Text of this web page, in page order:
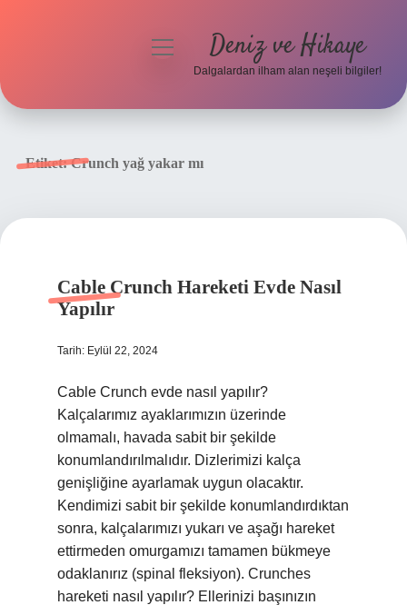
menüyü
Deniz ve Hikaye
Dalgalardan ilham alan neşeli bilgiler!
Etiket:Crunch yağ yakar mı
Cable Crunch Hareketi Evde Nasıl
Yapılır
Tarih: Eylül 22, 2024
Cable Crunch evde nasıl yapılır?
Kalçalarımız ayaklarımızın üzerinde
olmamalı, havada sabit bir şekilde
konumlandırılmalıdır. Dizlerimizi kalça
genişliğine ayarlamak uygun olacaktır.
Kendimizi sabit bir şekilde konumlandırdıktan
sonra, kalçalarımızı yukarı ve aşağı hareket
ettirmeden omurgamızı tamamen bükmeye
odaklanırız (spinal fleksiyon). Crunches
hareketi nasıl yapılır? Ellerinizi başınızın